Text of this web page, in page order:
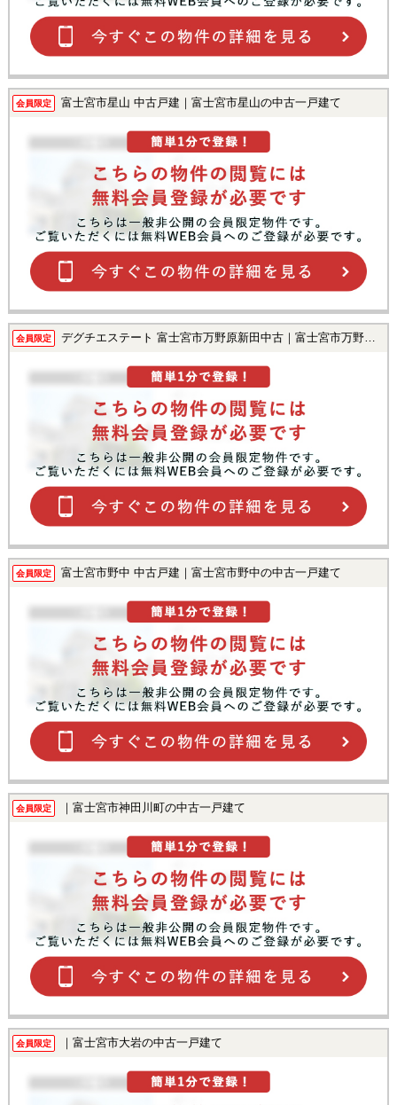
会員限定 富士宮市星山 中古戸建｜富士宮市星山の中古一戸建て
会員限定 デグチエステート 富士宮市万野原新田中古｜富士宮市万野原新田の中古一戸建て
会員限定 富士宮市野中 中古戸建｜富士宮市野中の中古一戸建て
会員限定 ｜富士宮市神田川町の中古一戸建て
会員限定 ｜富士宮市大岩の中古一戸建て